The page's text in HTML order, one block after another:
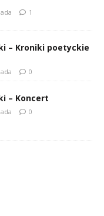
1
– Kroniki poetyckie
0
– Koncert
0